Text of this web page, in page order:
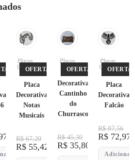
OFERTA!
Placas,
Quadro
s
Placa
Decorativa
Notas
Musicais
R$67,20
R$55,42
OFERTA!
Placas
Placa
Decorativa
Cantinho
do
Churrasco
R$45,30
R$35,80
OFERTA!
Placas,
Quadro
s
Placa
Decorativa
Falcão
R$87,56
R$ 72,97
Adicionar